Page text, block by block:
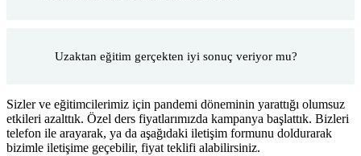
Uzaktan eğitim gerçekten iyi sonuç veriyor mu?
Sizler ve eğitimcilerimiz için pandemi döneminin yarattığı olumsuz
etkileri azalttık. Özel ders fiyatlarımızda kampanya başlattık. Bizleri
telefon ile arayarak, ya da aşağıdaki iletişim formunu doldurarak
bizimle iletişime geçebilir, fiyat teklifi alabilirsiniz.